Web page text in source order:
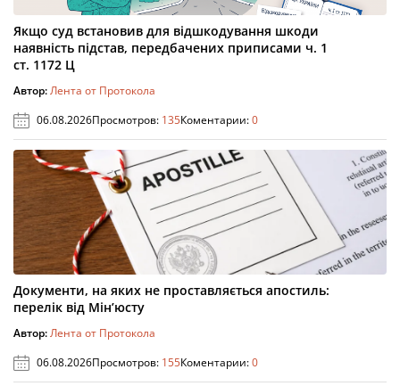
Якщо суд встановив для відшкодування шкоди
наявність підстав, передбачених приписами ч. 1
ст. 1172 Ц
Автор:Лента от Протокола
06.08.2026Просмотров: 135Коментарии:0
Документи, на яких не проставляється апостиль:
перелік від Мін’юсту
Автор:Лента от Протокола
06.08.2026Просмотров: 155Коментарии:0